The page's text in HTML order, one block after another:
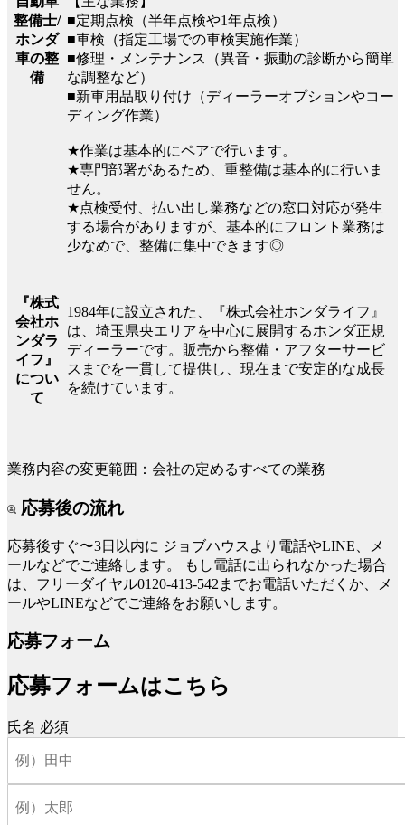
整備士/
ホンダ
車の整
備
■定期点検（半年点検や1年点検）
■車検（指定工場での車検実施作業）
■修理・メンテナンス（異音・振動の診断から簡単
な調整など）
■新車用品取り付け（ディーラーオプションやコー
ディング作業）
★作業は基本的にペアで行います。
★専門部署があるため、重整備は基本的に行いま
せん。
★点検受付、払い出し業務などの窓口対応が発生
する場合がありますが、基本的にフロント業務は
少なめで、整備に集中できます◎
『株式
会社ホ
ンダラ
イフ』
につい
て
1984年に設立された、『株式会社ホンダライフ』
は、埼玉県央エリアを中心に展開するホンダ正規
ディーラーです。販売から整備・アフターサービ
スまでを一貫して提供し、現在まで安定的な成長
を続けています。
業務内容の変更範囲：会社の定めるすべての業務
応募後の流れ
応募後すぐ〜3日以内に ジョブハウスより電話やLINE、メ
ールなどでご連絡します。
もし電話に出られなかった場合
は、フリーダイヤル0120-413-542までお電話いただくか、メ
ールやLINEなどでご連絡をお願いします。
応募フォーム
応募フォームはこちら
氏名 必須